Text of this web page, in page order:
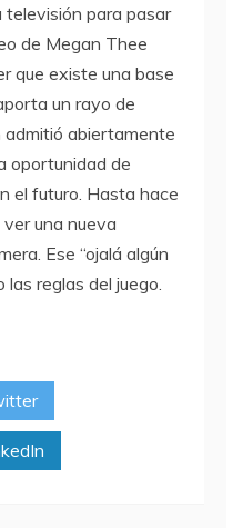
televisión para pasar
de Megan Thee
que existe una base
un rayo de
abiertamente
oportunidad de
el futuro. Hasta hace
una nueva
Ese “ojalá algún
reglas del juego.